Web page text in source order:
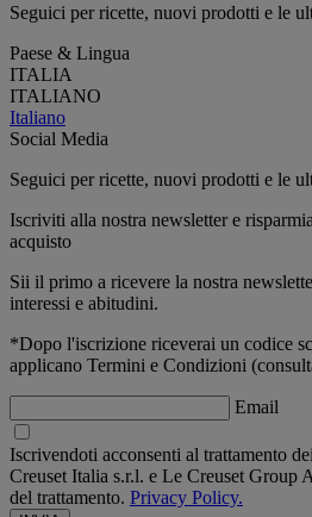
Seguici per ricette, nuovi prodotti e le
Paese & Lingua
ITALIA
ITALIANO
Italiano
Social Media
Seguici per ricette, nuovi prodotti e le
Iscriviti alla nostra newsletter e
acquisto
Sii il primo a ricevere la nostra
interessi e abitudini.
*Dopo l'iscrizione riceverai un codice
applicano Termini e Condizioni
Email
Iscrivendoti acconsenti al trattamento
Creuset Italia s.r.l. e Le Creuset Group
del trattamento. Privacy Policy.